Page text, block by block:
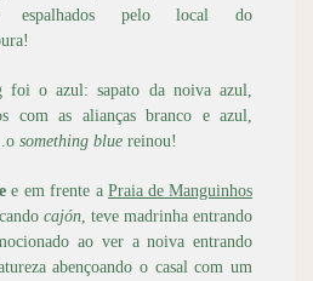
espalhados pelo local do
o azul: sapato da noiva azul,
com as alianças branco e azul,
something blue reinou!
e em frente aPraia de Manguinhos
cajón , teve madrinha entrando
ao ver a noiva entrando
abençoando o casal com um